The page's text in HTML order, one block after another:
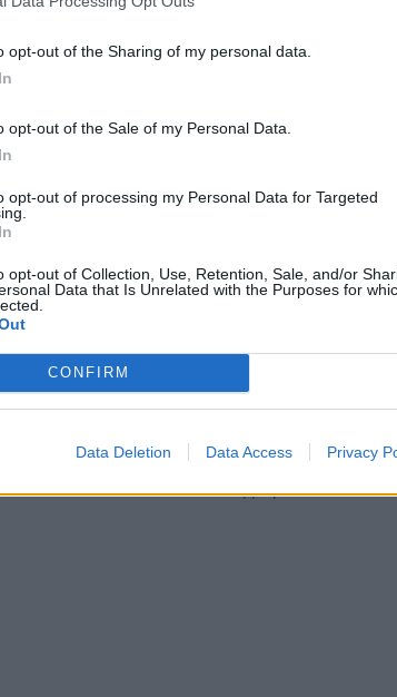
opt-out of the Sharing of my personal data.
opt-out of the Sale of my Personal Data.
opt-out of processing my Personal Data for Targeted
opt-out of Collection, Use, Retention, Sale, and/or
Data that Is Unrelated with the Purposes for
CONFIRM
Data Deletion Data Access Privacy
παιδί μου ωρίμασε απότομα»
τον Γολγοθά που ανεβαίνει με τις
που καλείται να κάνει, αλλά και για τον
απότομα ο γιος της, μετά την
τη φωτιά στο Μάτι. «Έχει αποκτήσει έναν
με ένα τραυματισμένο σώμα και μια
ότι έπρεπε να κάνω τουλάχιστον πέντε με
ετών, γιατί πρέπει να γίνουν μόνο με
και πολύ χρόνο αποκατάστασης. Προς το
απόφαση που έχω λάβει για το παιδί»,
της να τη βλέπει να ταλαιπωρείται σε
Μάτι -Σοκαριστική περιγραφή: Έβλεπα να
και δεν του είπα τίποτα ως μαμά -